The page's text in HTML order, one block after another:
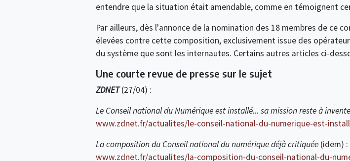
entendre que la situation était amendable, comme en témoignent
Par ailleurs, dès l'annonce de la nomination des 18 membres de ce
élevées contre cette composition, exclusivement issue des
du système que sont les internautes. Certains autres articles ci-
Une courte revue de presse sur le sujet
ZDNET(27/04) :
Le Conseil national du Numérique est installé... sa mission reste à
www.zdnet.fr/actualites/le-conseil-national-du-numerique-est-
La composition du Conseil national du numérique déjà critiquée(idem) :
www.zdnet.fr/actualites/la-composition-du-conseil-national-du-